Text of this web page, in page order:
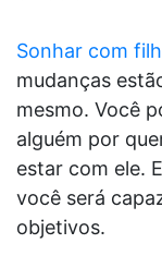
Sonhar com
mudanças
mesmo. Você
alguém por
estar com ele.
você será
objetivos.